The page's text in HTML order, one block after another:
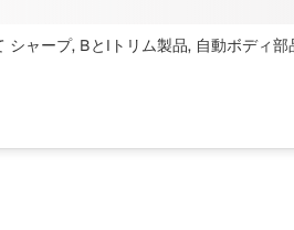
シャープ, BとIトリム製品, 自動ボディ部